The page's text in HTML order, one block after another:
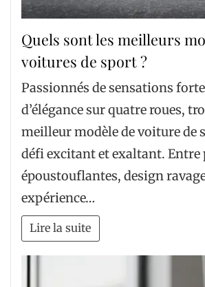
Quels sont les meilleurs
voitures de sport ?
Passionnés de sensations
d’élégance sur quatre roues,
meilleur modèle de voiture de
défi excitant et exaltant. Entre
époustouflantes, design
expérience…
Lire la suite